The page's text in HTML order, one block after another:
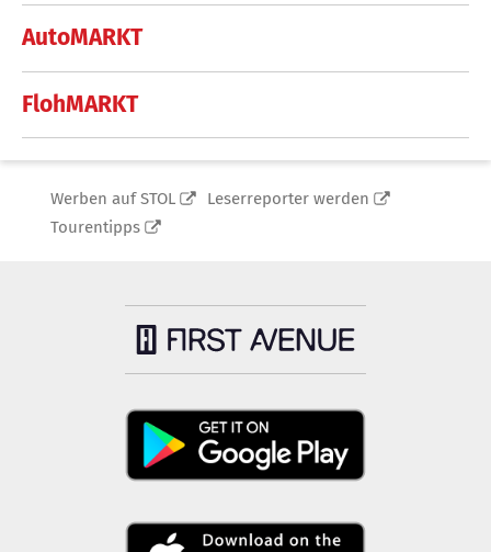
AutoMARKT
FlohMARKT
Werben auf STOL
Leserreporter werden
Tourentipps